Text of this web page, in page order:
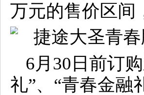
万元的售价区间
6月30日前订
礼”、“青春金融